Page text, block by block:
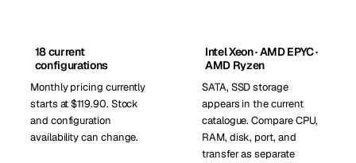
18 current
configurations
Monthly pricing currently
starts at $119.90. Stock
and configuration
availability can change.
Intel Xeon · AMD EPYC ·
AMD Ryzen
SATA, SSD storage
appears in the current
catalogue. Compare CPU,
RAM, disk, port, and
transfer as separate